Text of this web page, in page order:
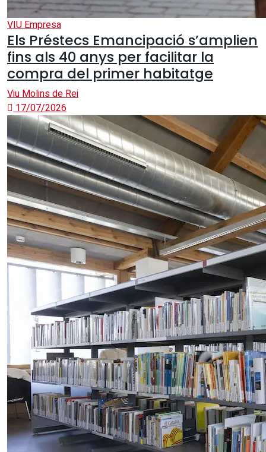
VIU Empresa
Els Préstecs Emancipació s’amplien
fins als 40 anys per facilitar la
compra del primer habitatge
Viu Molins de Rei
17/07/2026